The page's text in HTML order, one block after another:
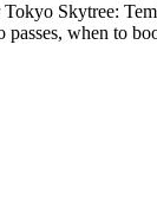
Skytree:
passes, when to